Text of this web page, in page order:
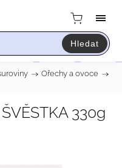
Hledat
/ Ořechy a ovoce /
330g